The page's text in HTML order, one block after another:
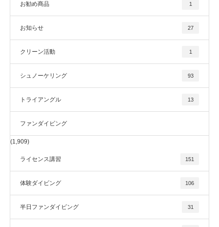
お勧め商品 1
お知らせ 27
クリーン活動 1
シュノーケリング 93
トライアングル 13
ファンダイビング
(1,909)
ライセンス講習 151
体験ダイビング 106
半日ファンダイビング 31